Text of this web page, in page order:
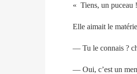
« Tiens, un puceau
Elle aimait le
— Tu le connais ?
— Oui, c’est un